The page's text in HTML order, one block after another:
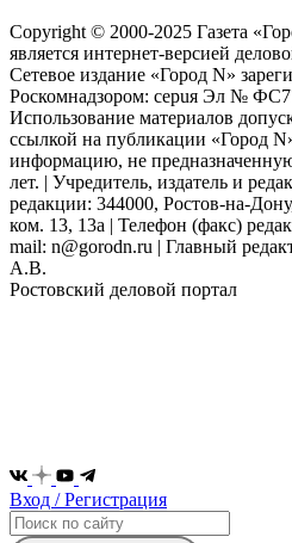
Copyright © 2000-2025 Газета
является интернет-версией
Сетевое издание «Город N»
Роскомнадзором: серuя Эл №
Использование материалов
ссылкой на публикации «Город
информацию, не
лет. | Учредитель, издатель и
редакции: 344000, Ростов-на-
ком. 13, 13а | Телефон (факс)
mail: n@gorodn.ru | Главный
А.В.
Ростовский деловой портал
Вход / Регистрация